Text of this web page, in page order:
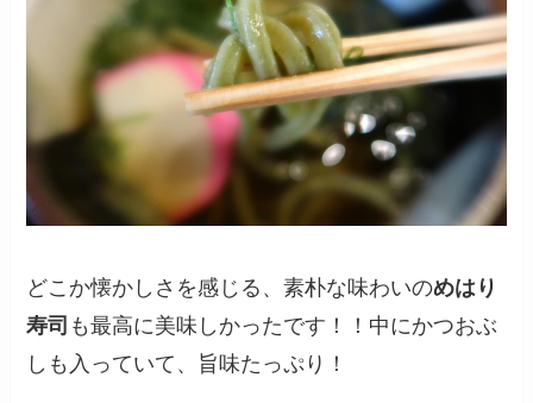
どこか懐かしさを感じる、素朴な味わいのめはり
寿司 も最高に美味しかったです！！中にかつおぶ
しも入っていて、旨味たっぷり！